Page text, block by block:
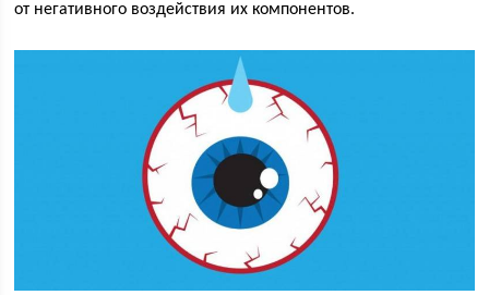
от негативного воздействия их компонентов.